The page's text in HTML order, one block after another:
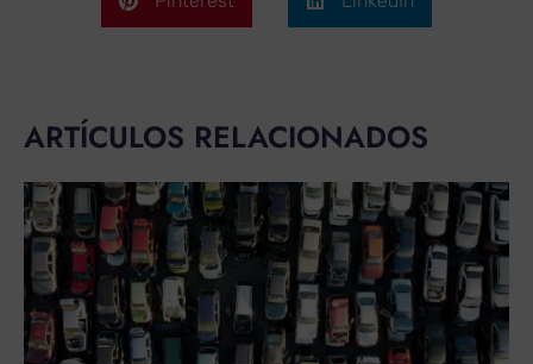
ARTÍCULOS RELACIONADOS